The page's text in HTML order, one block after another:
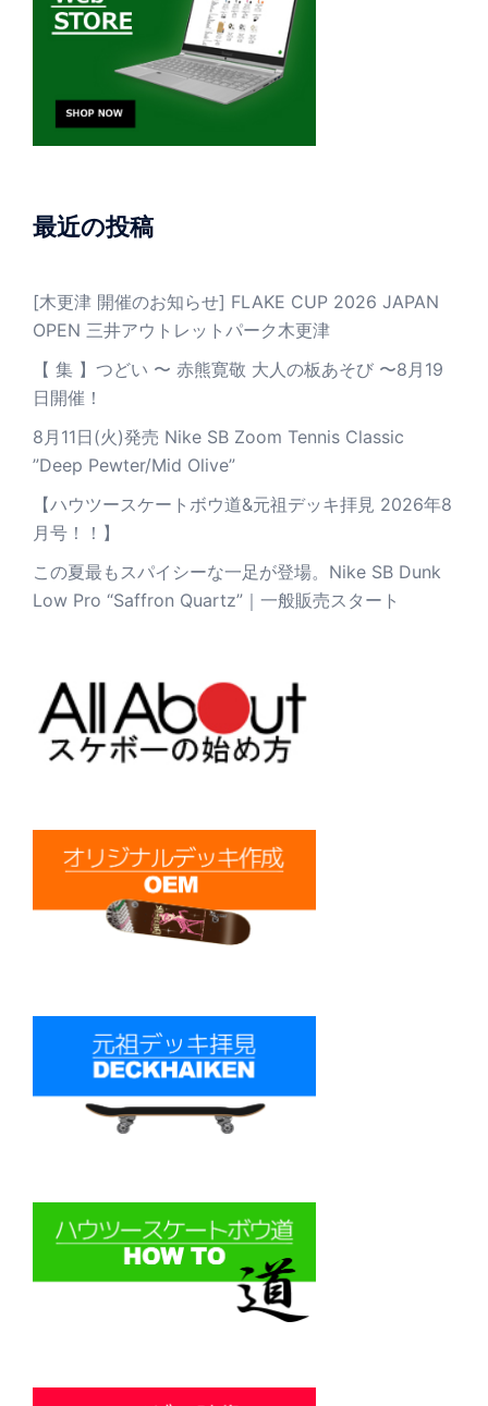
最近の投稿
[木更津 開催のお知らせ] FLAKE CUP 2026 JAPAN
OPEN 三井アウトレットパーク木更津
【 集 】つどい 〜 赤熊寛敬 大人の板あそび 〜8月19
日開催！
8月11日(火)発売 Nike SB Zoom Tennis Classic
”Deep Pewter/Mid Olive”
【ハウツースケートボウ道&元祖デッキ拝見 2026年8
月号！！】
この夏最もスパイシーな一足が登場。Nike SB Dunk
Low Pro “Saffron Quartz”｜一般販売スタート